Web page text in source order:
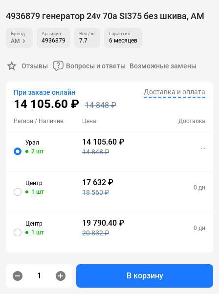
4936879 генератор 24v 70a SI375 без шкива, AM
Бренд
AM
Артикул
4936879
Вес / кг
7.7
Гарантия
6 месяцев
Отзывы Вопросы и ответы Возможные замены
При заказе онлайн
14 105.60 ₽ 14 848 ₽
Доставка и оплата
Регион / Наличие Цена Доставка
Урал
2 шт
14 105.60 ₽
14 848 ₽
...
Центр
1 шт
17 632 ₽
18 560 ₽
0 дн
Центр
1 шт
19 790.40 ₽
20 832 ₽
0 дн
В корзину